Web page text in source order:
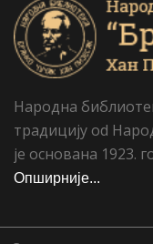
Народна
традицију od
је основана 1923.
Опширније...